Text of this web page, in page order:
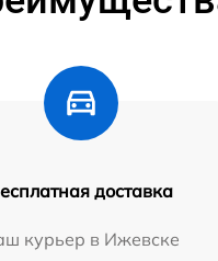
доставка
курьер в Ижевске